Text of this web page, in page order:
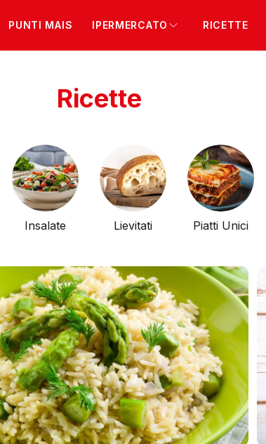
PUNTI MAIS IPERMERCATO RICETTE
Ricette
Insalate Lievitati Piatti Unici